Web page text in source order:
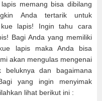
memang bisa dibilang
Anda tertarik untuk
kue lapis! Ingin tahu cara
Bagi Anda yang memiliki
lapis maka Anda bisa
akan mengulas mengenai
dan bagaimana
yang ingin menyimak
lihat berikut ini :